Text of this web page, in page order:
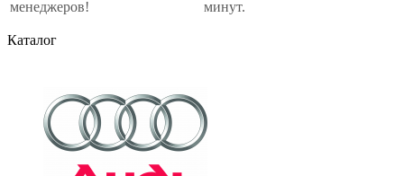
менеджеров!
минут.
Каталог